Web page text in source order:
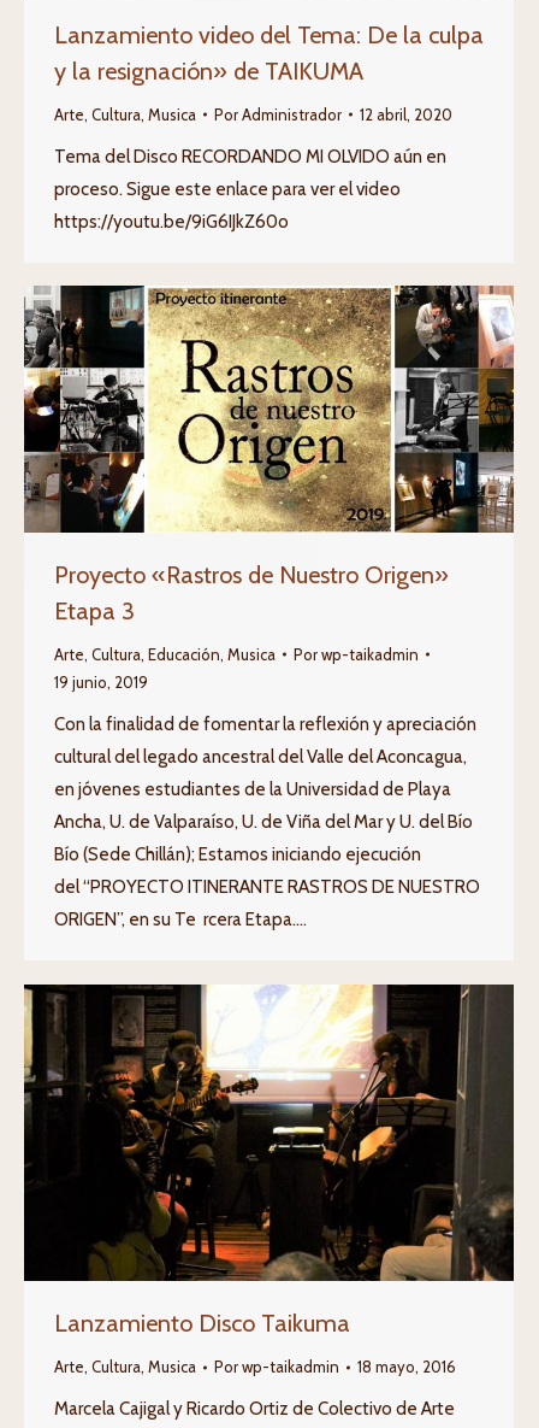
Lanzamiento video del Tema: De la culpa
y la resignación» de TAIKUMA
Arte, Cultura, Musica PorAdministrador 12 abril, 2020
Tema del Disco RECORDANDO MI OLVIDO aún en
proceso. Sigue este enlace para ver el video
https://youtu.be/9iG6IJkZ60o
Proyecto «Rastros de Nuestro Origen»
Etapa 3
Arte, Cultura, Educación, Musica Porwp-taikadmin
19 junio, 2019
Con la finalidad de fomentar la reflexión y apreciación
cultural del legado ancestral del Valle del Aconcagua,
en jóvenes estudiantes de la Universidad de Playa
Ancha, U. de Valparaíso, U. de Viña del Mar y U. del Bío
Bío (Sede Chillán); Estamos iniciando ejecución
del “PROYECTO ITINERANTE RASTROS DE NUESTRO
ORIGEN”, en su Te rcera Etapa.…
Lanzamiento Disco Taikuma
Arte, Cultura, Musica Porwp-taikadmin 18 mayo, 2016
Marcela Cajigal y Ricardo Ortiz de Colectivo de Arte